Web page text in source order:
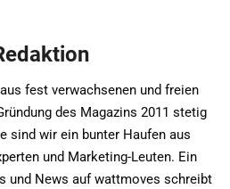
fest verwachsenen und freien
des Magazins 2011 stetig
sind wir ein bunter Haufen aus
und Marketing-Leuten. Ein
und News auf wattmoves schreibt